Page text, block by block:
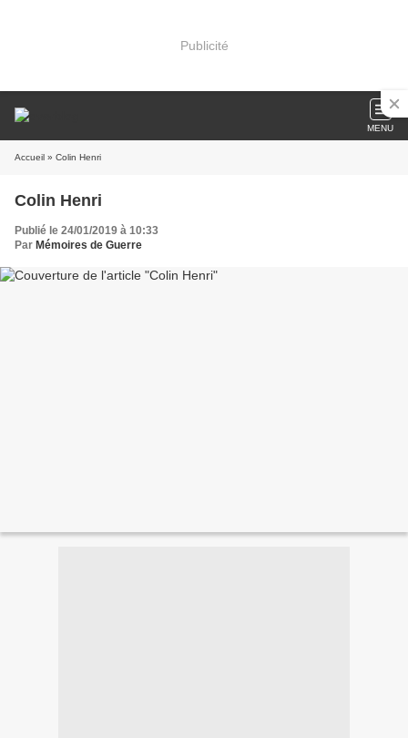
Publicité
MENU
Accueil » Colin Henri
Colin Henri
Publié le 24/01/2019 à 10:33
Par Mémoires de Guerre